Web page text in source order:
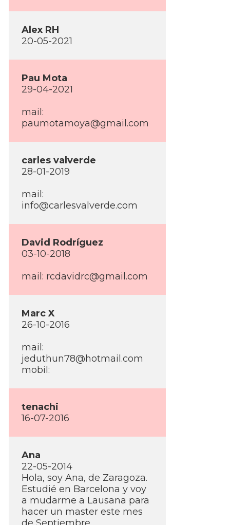
Alex RH
20-05-2021
Pau Mota
29-04-2021
mail:
paumotamoya@gmail.com
carles valverde
28-01-2019
mail:
info@carlesvalverde.com
David Rodrí­guez
03-10-2018
mail: rcdavidrc@gmail.com
Marc X
26-10-2016
mail:
jeduthun78@hotmail.com
mobil:
tenachi
16-07-2016
Ana
22-05-2014
Hola, soy Ana, de Zaragoza.
Estudié en Barcelona y voy
a mudarme a Lausana para
hacer un master este mes